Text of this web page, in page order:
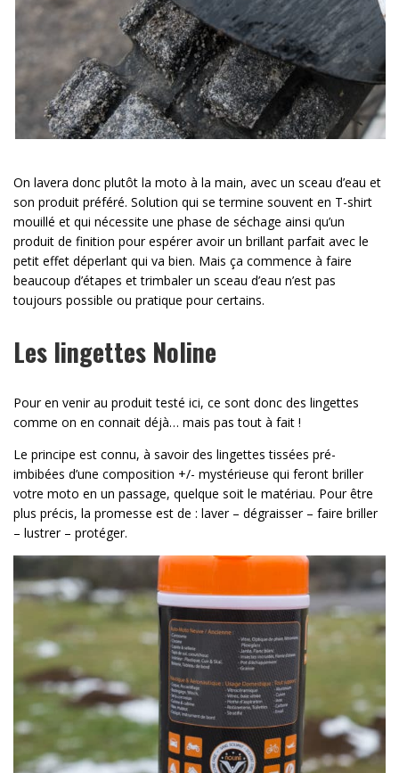
On lavera donc plutôt la moto à la main, avec un sceau d’eau et
son produit préféré. Solution qui se termine souvent en T-shirt
mouillé et qui nécessite une phase de séchage ainsi qu’un
produit de finition pour espérer avoir un brillant parfait avec le
petit effet déperlant qui va bien. Mais ça commence à faire
beaucoup d’étapes et trimbaler un sceau d’eau n’est pas
toujours possible ou pratique pour certains.
Les lingettes Noline
Pour en venir au produit testé ici, ce sont donc des lingettes
comme on en connait déjà… mais pas tout à fait !
Le principe est connu, à savoir des lingettes tissées pré-
imbibées d’une composition +/- mystérieuse qui feront briller
votre moto en un passage, quelque soit le matériau. Pour être
plus précis, la promesse est de : laver – dégraisser – faire briller
– lustrer – protéger.